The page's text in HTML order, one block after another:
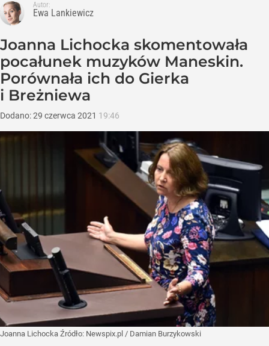
Autor:
Ewa Lankiewicz
Joanna Lichocka skomentowała
pocałunek muzyków Maneskin.
Porównała ich do Gierka
i Breżniewa
Dodano:29 czerwca 2021 19:46
Joanna Lichocka Źródło: Newspix.pl / Damian Burzykowski